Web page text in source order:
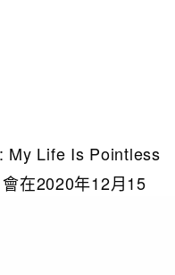
My Life Is Pointless
在2020年12月15